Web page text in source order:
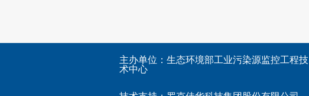
主办单位：生态环境部工业污染源监控工程技
术中心